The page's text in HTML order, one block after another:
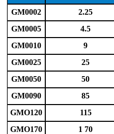
GM0002
2.25
GM0005
4.5
GM0010
9
GM0025
25
GM0050
50
GM0090
85
GMO120
115
GMO170
1 70